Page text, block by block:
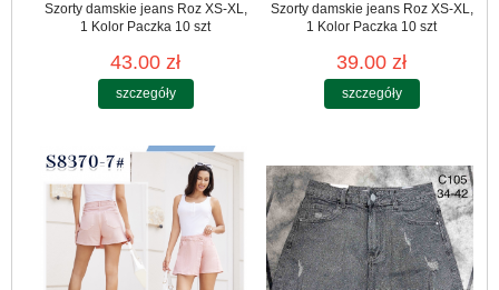
Szorty damskie jeans Roz XS-XL,
1 Kolor Paczka 10 szt
43.00 zł
szczegóły
Szorty damskie jeans Roz XS-XL,
1 Kolor Paczka 10 szt
39.00 zł
szczegóły